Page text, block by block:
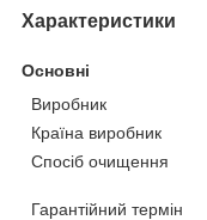
Характеристики
Основні
Виробник
Країна виробник
Спосіб очищення
Гарантійний термін